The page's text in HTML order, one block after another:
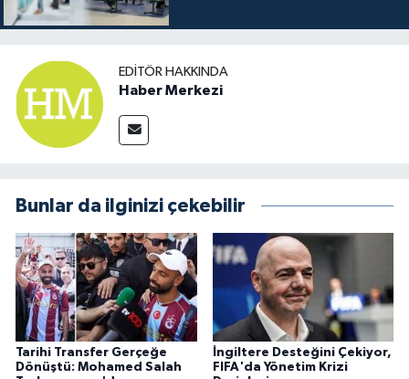
EDITÖR HAKKINDA
Haber Merkezi
Bunlar da ilginizi çekebilir
Tarihi Transfer Gerçeğe
Dönüştü: Mohamed Salah
İngiltere Desteğini Çekiyor,
FIFA'da Yönetim Krizi